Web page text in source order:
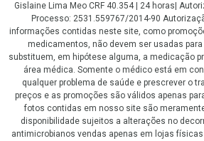
Gislaine Lima Meo CRF 40.354 | 24 horas|
Processo: 2531.559767/2014-90
informações contidas neste site, como
medicamentos, não devem ser usadas
substituem, em hipótese alguma, a medicação
área médica. Somente o médico está em
qualquer problema de saúde e prescrever o
preços e as promoções são válidos apenas
fotos contidas em nosso site são
disponibilidade sujeitos a alterações no
antimicrobianos vendas apenas em lojas